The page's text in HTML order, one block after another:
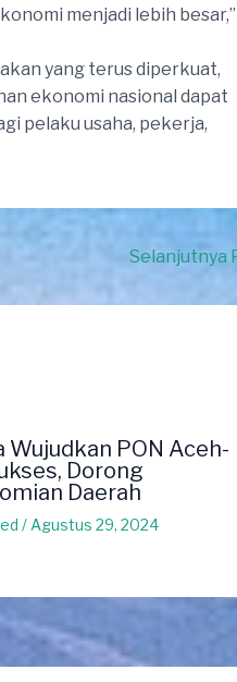
menjadi lebih besar,”
yang terus diperkuat,
ekonomi nasional dapat
pelaku usaha, pekerja,
Selanjutnya
Wujudkan PON Aceh-
Dorong
Daerah
/ Agustus 29, 2024